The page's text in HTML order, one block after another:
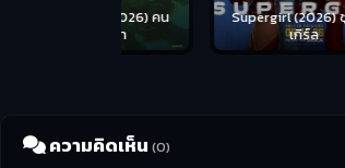
Supergirl (2026) ซูเปอร์
ความคิดเห็น (0)